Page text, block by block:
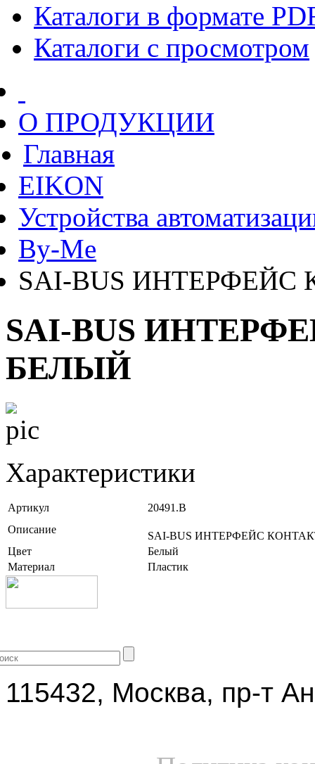
Каталоги в формате
Каталоги с просмотром
О ПРОДУКЦИИ
Главная
EIKON
Устройства
By-Me
SAI-BUS
SAI-BUS
БЕЛЫЙ
Характеристики
Артикул
20491.B
Описание
SAI-BUS ИНТЕРФЕЙС
Цвет
Белый
Материал
Пластик
115432, Москва, пр-т